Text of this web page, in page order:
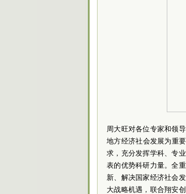
周大旺对各位专家和领
地方经济社会发展为重
求，充分发挥学科、专
表的优势科研力量。全
新、解决国家经济社会
大战略机遇，联合翔安